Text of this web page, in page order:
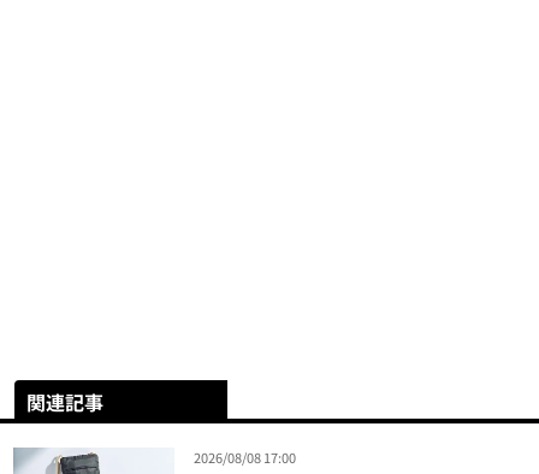
関連記事
2026/08/08 17:00